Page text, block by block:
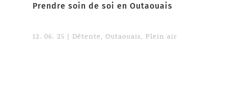
Prendre soin de soi en Outaouais
12. 06. 25 | Détente, Outaouais, Plein air